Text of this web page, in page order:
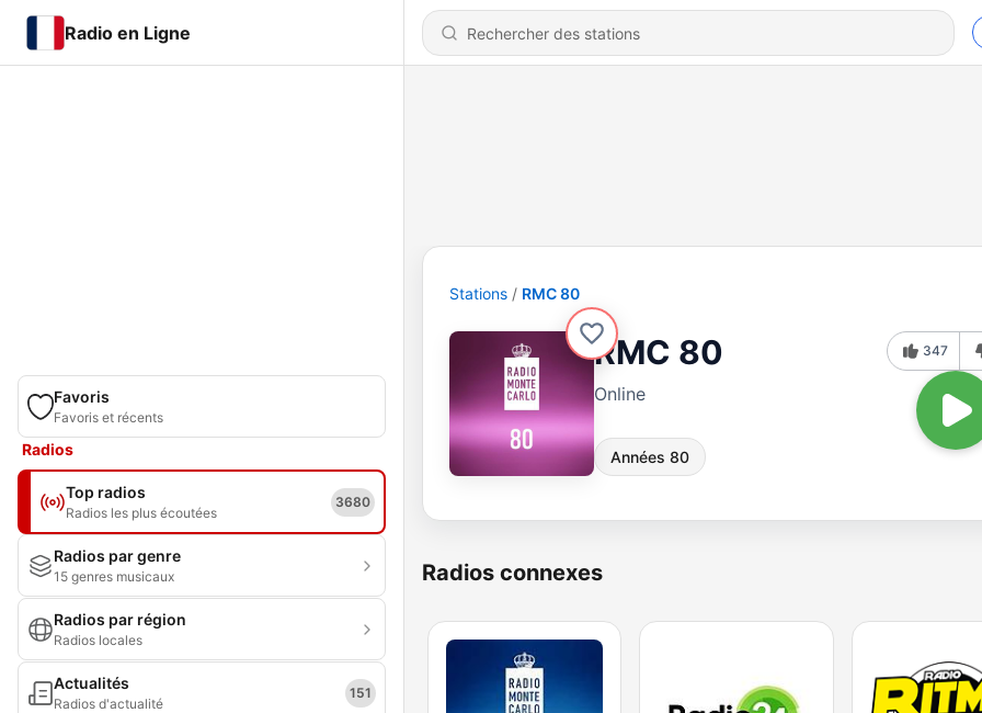
Radio en Ligne
Favoris
Favoris et récents
Radios
Top radios
Radios les plus écoutées
3680
Radios par genre
15 genres musicaux
Radios par région
Radios locales
Actualités
Radios d'actualité
151
Stations RMC 80
RMC 80
Online
Années 80
347
Radios connexes